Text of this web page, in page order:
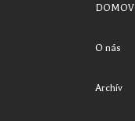
DOMOV
O nás
Archív